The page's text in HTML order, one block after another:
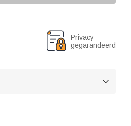
Privacy
gegarandeerd
